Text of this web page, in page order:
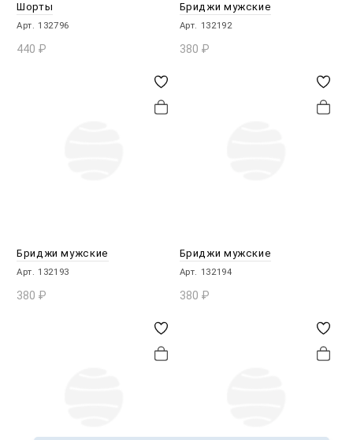
Шорты
Арт. 132796
440 ₽
Бриджи мужские
Арт. 132192
380 ₽
Бриджи мужские
Арт. 132193
380 ₽
Бриджи мужские
Арт. 132194
380 ₽